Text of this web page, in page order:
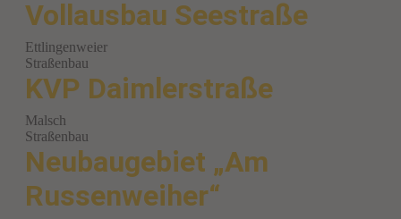
Vollausbau Seestraße
Ettlingenweier
Straßenbau
KVP Daimlerstraße
Malsch
Straßenbau
Neubaugebiet „Am
Russenweiher“